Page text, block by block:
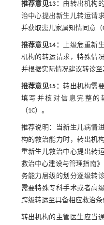
推荐意见13：
由转出机构
治中心提出新生儿转运请
并获取患儿家属知情同意（
推荐意见14：上级危重新
机构的转运请求，特殊情
并根据实际情况建议转诊至
推荐意见15：转出机构需
填写并核对信息完整的
（1C）。
推荐说明：当新生儿病情
构的救治能力时，转出机
重新生儿救治中心提出转
救治中心建设与管理指南》
务能力层级的划分逐级转
需要特殊专科手术或者高
跨级转运至具备相应救治
转出机构的主管医生应当